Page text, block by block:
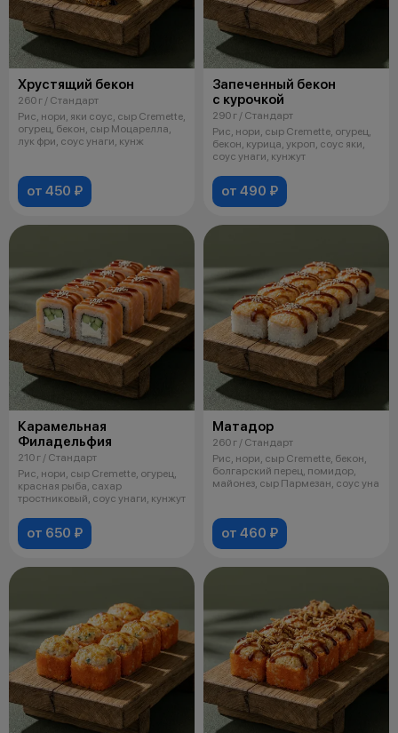
Хрустящий бекон
260 г / Стандарт
Рис, нори, яки соус, сыр Cremette,
огурец, бекон, сыр Моцарелла,
лук фри, соус унаги, кунж
от 450 ₽
Запеченный бекон
с курочкой
290 г / Стандарт
Рис, нори, сыр Cremette, огурец,
бекон, курица, укроп, соус яки,
соус унаги, кунжут
от 490 ₽
Карамельная
Филадельфия
210 г / Стандарт
Рис, нори, сыр Cremette, огурец,
красная рыба, сахар
тростниковый, соус унаги, кунжут
от 650 ₽
Матадор
260 г / Стандарт
Рис, нори, сыр Cremette, бекон,
болгарский перец, помидор,
майонез, сыр Пармезан, соус уна
от 460 ₽